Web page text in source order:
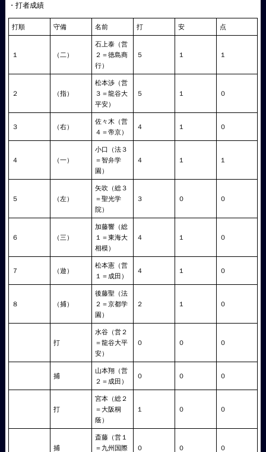
・打者成績
打順 守備 名前 打 安 点
１ （二）
石上泰（営
２＝徳島商
行）
５ １ １
２ （指）
松本渉（営
３＝龍谷大
平安）
５ １ ０
３ （右）
佐々木（営
４＝帝京）
４ １ ０
４ （一）
小口（法３
＝智弁学
園）
４ １ １
５ （左）
矢吹（総３
＝聖光学
院）
３ ０ ０
６ （三）
加藤響（総
１＝東海大
相模）
４ １ ０
７ （遊）
松本憲（営
１＝成田）
４ １ ０
８ （捕）
後藤聖（法
２＝京都学
園）
２ １ ０
打
水谷（営２
＝龍谷大平
安）
０ ０ ０
捕
山本翔（営
２＝成田）
０ ０ ０
打
宮本（総２
＝大阪桐
蔭）
１ ０ ０
捕
斎藤（営１
＝九州国際
０ ０ ０